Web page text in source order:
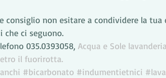
consiglio non esitare a condividere la tua
ci seguono.
035.0393058, Acqua e Sole
il fuorirotta.
#bicarbonato #indumentietnici